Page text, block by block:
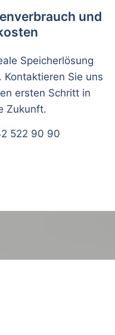
und
Speicherlösung
Sie uns
ersten Schritt in
Zukunft.
522 90 90